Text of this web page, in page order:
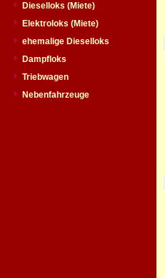
Dieselloks (Miete)
Elektroloks (Miete)
ehemalige Dieselloks
Dampfloks
Triebwagen
Nebenfahrzeuge